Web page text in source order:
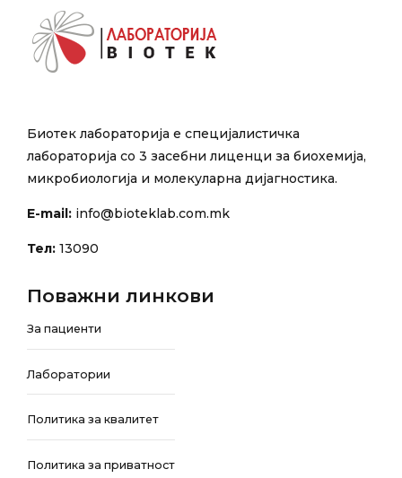
Биотек лабораторија е специјалистичка
лабораторија со 3 засебни лиценци за биохемија,
микробиологија и молекуларна дијагностика.
E-mail: info@bioteklab.com.mk
Тел: 13090
Поважни линкови
За пациенти
Лаборатории
Политика за квалитет
Политика за приватност